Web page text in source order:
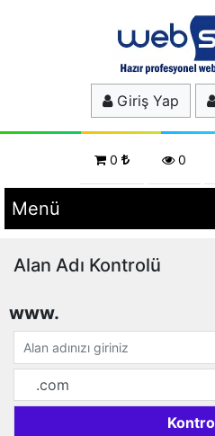
Giriş Yap
0 0
Menü
Alan Adı Kontrolü
www.